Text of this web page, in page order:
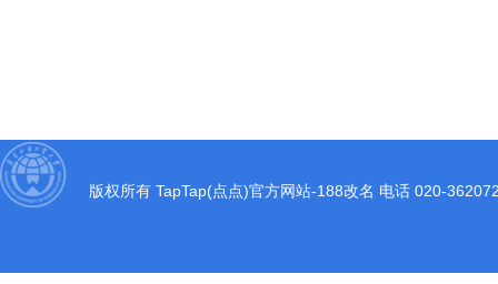
版权所有 TapTap(点点)官方网站-188改名 电话 020-